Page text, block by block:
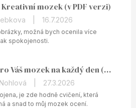
Kreativní mozek (v PDF verzi)
16.7.2026
možná bych ocenila více
spokojenosti.
Cvičení pro Váš mozek na každý den (v PDF)
27.3.2026
je zde hodně cvičení, která
a snad to můj mozek ocení.